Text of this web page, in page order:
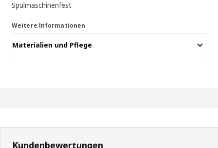
Spülmaschinenfest
Weitere Informationen
Materialien und Pflege
Kundenbewertungen